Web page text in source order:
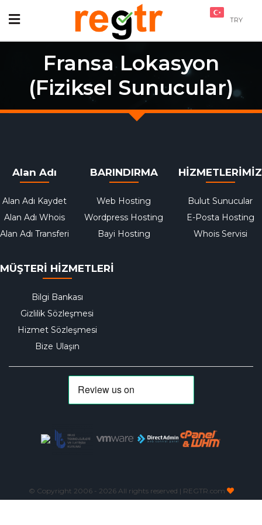
TRY
Fransa Lokasyon
(Fiziksel Sunucular)
Alan Adı
Alan Adı Kaydet
Alan Adı Whois
Alan Adı Transferi
BARINDIRMA
Web Hosting
Wordpress Hosting
Bayi Hosting
HİZMETLERİMİZ
Bulut Sunucular
E-Posta Hosting
Whois Servisi
MÜŞTERİ HİZMETLERİ
Bilgi Bankası
Gizlilik Sözleşmesi
Hizmet Sözleşmesi
Bize Ulaşın
© Copyright 2006 - 2026 All rights reserved | REGTR.com